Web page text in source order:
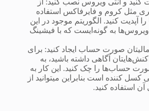
مثل کروم و فایرفاکس استفاده
آپدیت کنید. الگوریتم موجود در این
ویروس‌ها به گونه‌ایست که با فیشینگ
صورت حساب ایجاد کنید: برای
آگاهی داشته باشید، به
حساب‌ها را چک کنید. این کار به
کننده است بنابراین میتوانید از
آن استفاده کنید.